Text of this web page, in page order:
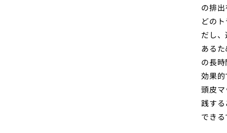
の排
どの
だし
ある
の長
効果
頭皮
践す
でき